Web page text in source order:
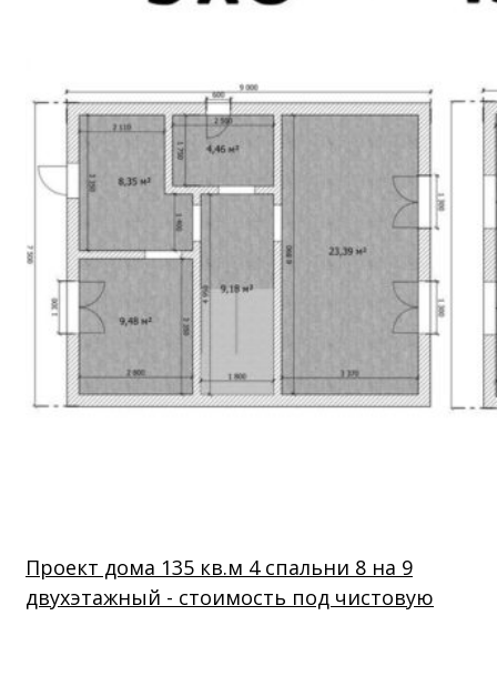
Проект дома 135 кв.м 4 спальни 8 на 9
двухэтажный - стоимость под чистовую